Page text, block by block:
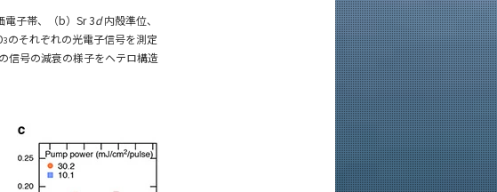
電子帯、（b）Sr 3d内殻準位、
3のそれぞれの光電子信号を測定
信号の減衰の様子をヘテロ構造